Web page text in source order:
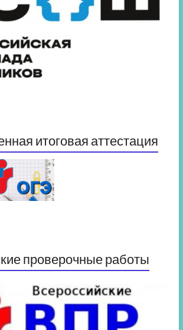
итоговая аттестация
проверочные работы